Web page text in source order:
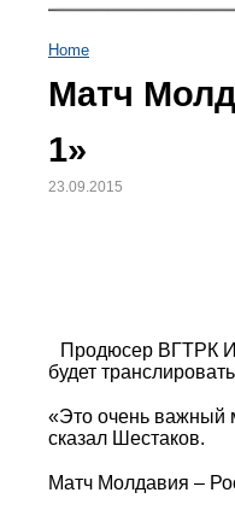
Home
Матч
1»
23.09.2015
Продюсер ВГТРК
будет
«Это очень важный
сказал Шестаков.
Матч Молдавия –